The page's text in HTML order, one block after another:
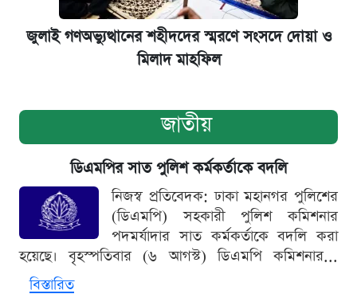
জুলাই গণঅভ্যুত্থানের শহীদদের স্মরণে সংসদে দোয়া ও
মিলাদ মাহফিল
জাতীয়
ডিএমপির সাত পুলিশ কর্মকর্তাকে বদলি
নিজস্ব প্রতিবেদক: ঢাকা মহানগর পুলিশের
(ডিএমপি) সহকারী পুলিশ কমিশনার
পদমর্যাদার সাত কর্মকর্তাকে বদলি করা
হয়েছে। বৃহস্পতিবার (৬ আগস্ট) ডিএমপি কমিশনার...
বিস্তারিত